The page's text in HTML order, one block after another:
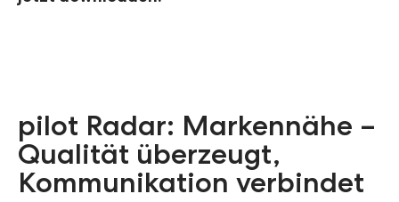
pilot Radar: Markennähe –
Qualität überzeugt,
Kommunikation verbindet